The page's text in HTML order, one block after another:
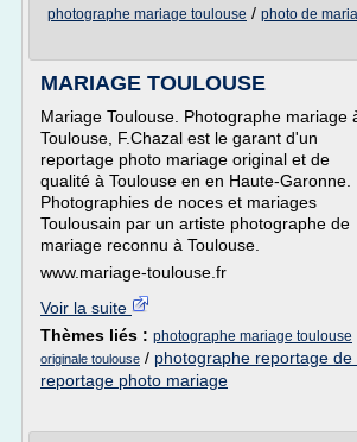
photographe mariage toulouse / photo de
MARIAGE TOULOUSE
Mariage Toulouse. Photographe mariage
Toulouse, F.Chazal est le garant d'un
reportage photo mariage original et de
qualité à Toulouse en en Haute-Garonne.
Photographies de noces et mariages
Toulousain par un artiste photographe de
mariage reconnu à Toulouse.
www.mariage-toulouse.fr
Voir la suite
Thèmes liés : photographe mariage toulouse
originale toulouse / photographe reportage de
reportage photo mariage